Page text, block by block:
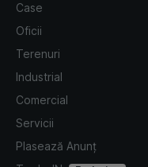
Case
Oficii
Terenuri
Industrial
Comercial
Servicii
Plasează Anunț